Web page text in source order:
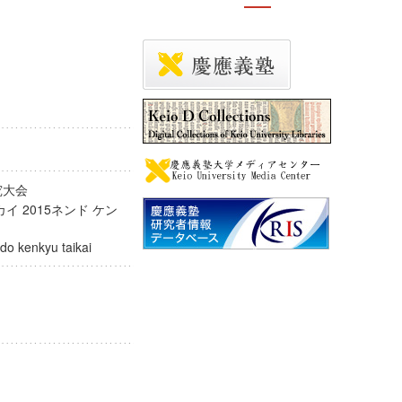
大会
イ 2015ネンド ケン
kenkyu taikai